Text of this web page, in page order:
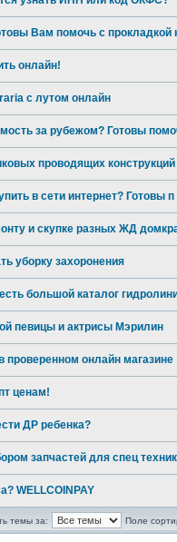
Вам помочь с прокладкой
онлайн!
с лутом онлайн
за рубежом? Готовы
проводящих конструкций
в сети интернет? Готовы п
и скупке разных ЖД
уборку захоронения
большой каталог
певицы и актрисы Мэрилин
проверенном онлайн магазине
ценам!
ДР ребенка?
запчастей для спец
WELLCOINPAY
темы за: Поле